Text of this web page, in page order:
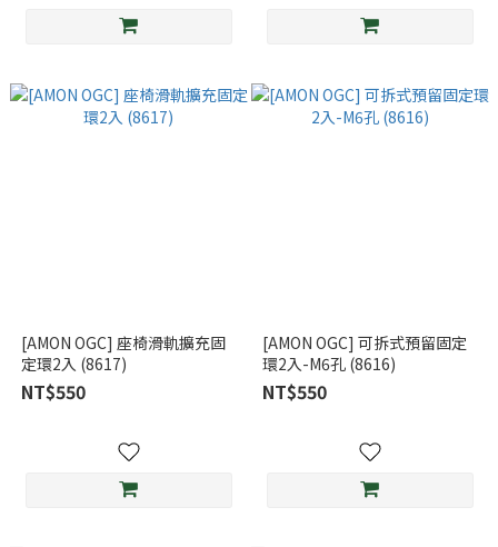
[AMON OGC] 座椅滑軌擴充固
定環2入 (8617)
NT$550
[AMON OGC] 可拆式預留固定
環2入-M6孔 (8616)
NT$550